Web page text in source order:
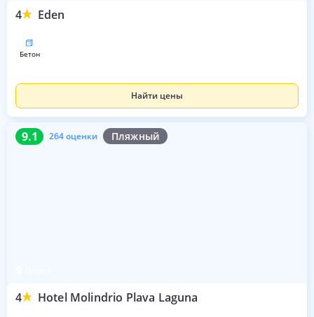
4 Eden
бетон
Найти цены
9.1 264 оценки Пляжный
4 Hotel Molindrio Plava Laguna
9.1 264 оценки